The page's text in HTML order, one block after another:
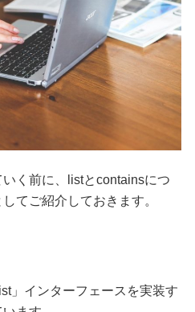
く前に、listとcontainsにつ
てご紹介しておきます。
」インターフェースを実装す